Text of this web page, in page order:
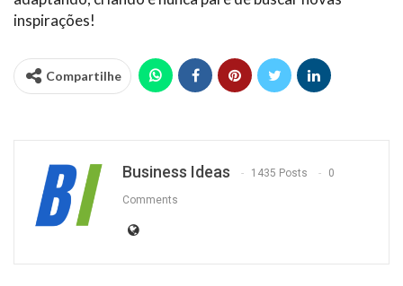
inspirações!
Compartilhe
Business Ideas 1435 Posts 0
Comments